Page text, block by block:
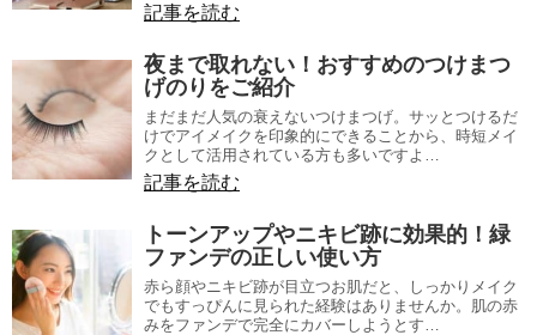
記事を読む
夜まで取れない！おすすめのつけまつ
げのりをご紹介
まだまだ人気の衰えないつけまつげ。サッとつけるだ
けでアイメイクを印象的にできることから、時短メイ
クとして活用されている方も多いですよ…
記事を読む
トーンアップやニキビ跡に効果的！緑
ファンデの正しい使い方
赤ら顔やニキビ跡が目立つお肌だと、しっかりメイク
でもすっぴんに見られた経験はありませんか。肌の赤
みをファンデで完全にカバーしようとす…